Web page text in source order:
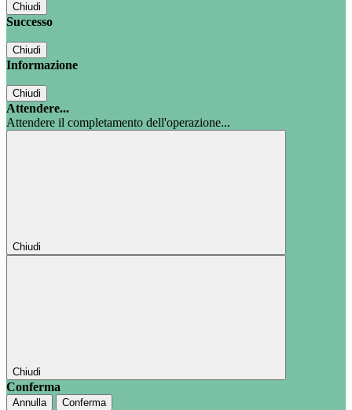
Chiudi
Successo
Chiudi
Informazione
Chiudi
Attendere...
Attendere il completamento dell'operazione...
Chiudi
Chiudi
Conferma
Annulla Conferma